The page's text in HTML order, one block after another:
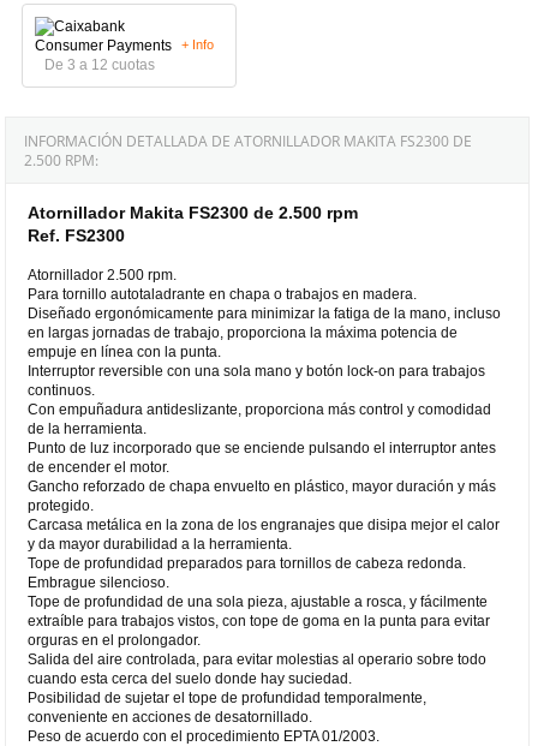
De 3 a 12 cuotas
+ Info
INFORMACIÓN DETALLADA DE ATORNILLADOR MAKITA FS2300 DE
2.500 RPM:
Atornillador Makita FS2300 de 2.500 rpm
Ref. FS2300
Atornillador 2.500 rpm.
Para tornillo autotaladrante en chapa o trabajos en madera.
Diseñado ergonómicamente para minimizar la fatiga de la mano, incluso
en largas jornadas de trabajo, proporciona la máxima potencia de
empuje en línea con la punta.
Interruptor reversible con una sola mano y botón lock-on para trabajos
continuos.
Con empuñadura antideslizante, proporciona más control y comodidad
de la herramienta.
Punto de luz incorporado que se enciende pulsando el interruptor antes
de encender el motor.
Gancho reforzado de chapa envuelto en plástico, mayor duración y más
protegido.
Carcasa metálica en la zona de los engranajes que disipa mejor el calor
y da mayor durabilidad a la herramienta.
Tope de profundidad preparados para tornillos de cabeza redonda.
Embrague silencioso.
Tope de profundidad de una sola pieza, ajustable a rosca, y fácilmente
extraíble para trabajos vistos, con tope de goma en la punta para evitar
orguras en el prolongador.
Salida del aire controlada, para evitar molestias al operario sobre todo
cuando esta cerca del suelo donde hay suciedad.
Posibilidad de sujetar el tope de profundidad temporalmente,
conveniente en acciones de desatornillado.
Peso de acuerdo con el procedimiento EPTA 01/2003.